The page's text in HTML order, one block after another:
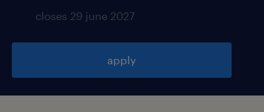
closes 29 june 2027
apply